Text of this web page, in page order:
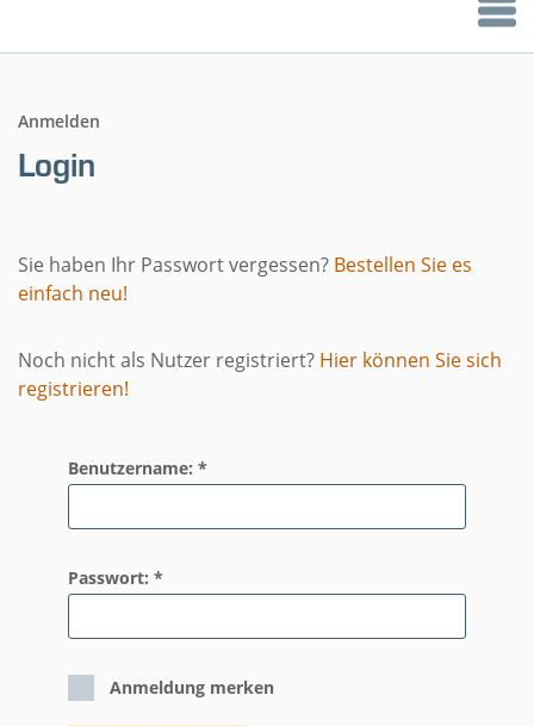
Anmelden
Login
Sie haben Ihr Passwort vergessen? Bestellen Sie es
einfach neu!
Noch nicht als Nutzer registriert? Hier können Sie sich
registrieren!
Benutzername: *
Passwort: *
Anmeldung merken